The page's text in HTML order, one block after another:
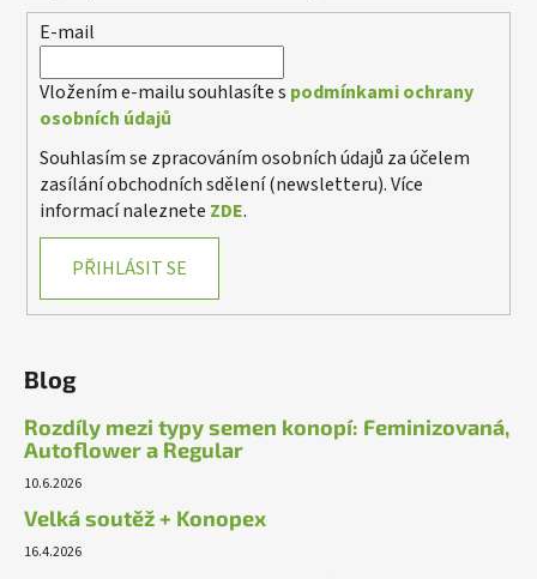
E-mail
Vložením e-mailu souhlasíte s podmínkami ochrany
osobních údajů
Souhlasím se zpracováním osobních údajů za účelem
zasílání obchodních sdělení (newsletteru). Více
informací naleznete ZDE.
PŘIHLÁSIT SE
Blog
Rozdíly mezi typy semen konopí: Feminizovaná,
Autoflower a Regular
10.6.2026
Velká soutěž + Konopex
16.4.2026